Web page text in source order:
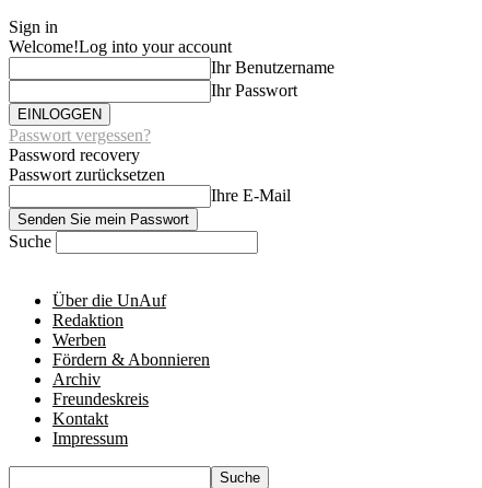
Sign in
Welcome!Log into your account
Ihr Benutzername
Ihr Passwort
Passwort vergessen?
Password recovery
Passwort zurücksetzen
Ihre E-Mail
Suche
Über die UnAuf
Redaktion
Werben
Fördern & Abonnieren
Archiv
Freundeskreis
Kontakt
Impressum